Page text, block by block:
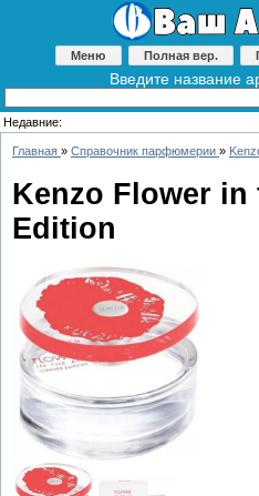
Меню Полная вер.
Введите название
Недавние:
Главная » Справочник парфюмерии »
Kenzo Flower in
Edition